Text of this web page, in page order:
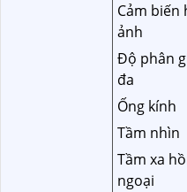
Cảm biến
ảnh
Độ phân
đa
Ống kính
Tầm nhìn
Tầm xa
ngoại